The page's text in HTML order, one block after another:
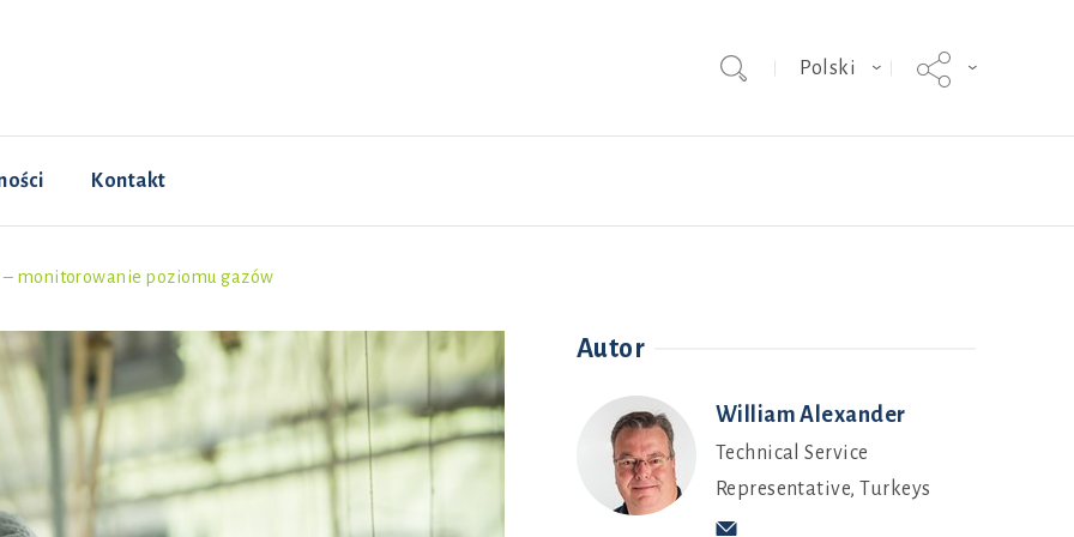
Polski
Kontakt
– monitorowanie poziomu gazów
Autor
William Alexander
Technical Service
Representative, Turkeys